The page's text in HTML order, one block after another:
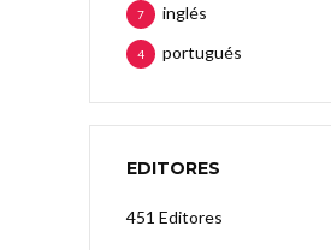
inglés
7
portugués
4
EDITORES
451 Editores